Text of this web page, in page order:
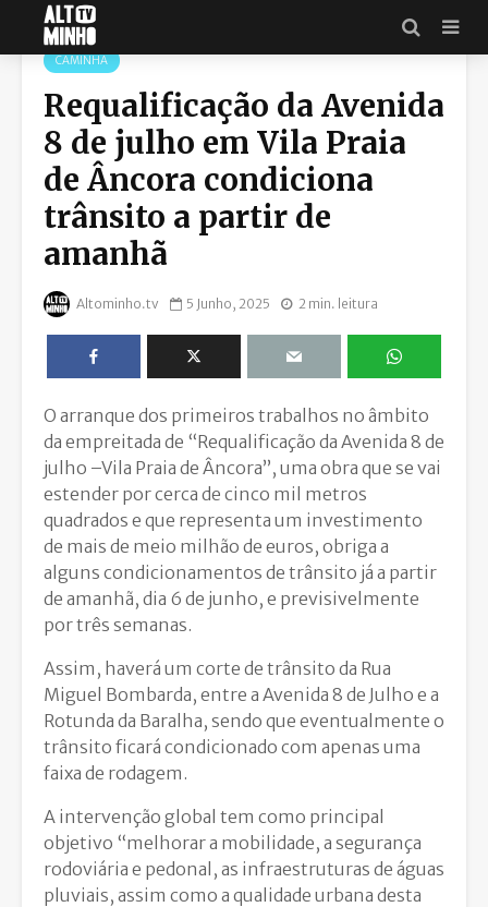
CAMINHA
Requalificação da Avenida
8 de julho em Vila Praia
de Âncora condiciona
trânsito a partir de
amanhã
Altominho.tv 5 Junho, 2025 2 min. leitura
O arranque dos primeiros trabalhos no âmbito
da empreitada de “Requalificação da Avenida 8 de
julho –Vila Praia de Âncora”, uma obra que se vai
estender por cerca de cinco mil metros
quadrados e que representa um investimento
de mais de meio milhão de euros, obriga a
alguns condicionamentos de trânsito já a partir
de amanhã, dia 6 de junho, e previsivelmente
por três semanas.
Assim, haverá um corte de trânsito da Rua
Miguel Bombarda, entre a Avenida 8 de Julho e a
Rotunda da Baralha, sendo que eventualmente o
trânsito ficará condicionado com apenas uma
faixa de rodagem.
A intervenção global tem como principal
objetivo “melhorar a mobilidade, a segurança
rodoviária e pedonal, as infraestruturas de águas
pluviais, assim como a qualidade urbana desta